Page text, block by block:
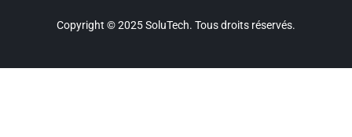
Copyright © 2025 SoluTech. Tous droits réservés.